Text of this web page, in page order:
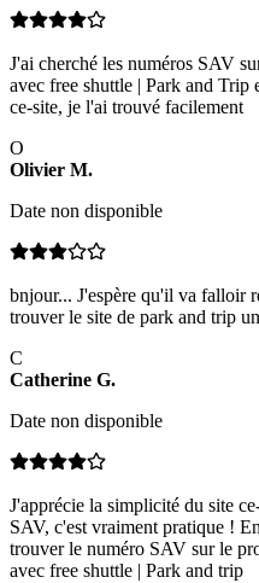
J'ai cherché les numéros SAV
avec free shuttle | Park and Trip
ce-site, je l'ai trouvé facilement
O
Olivier M.
Date non disponible
bnjour... J'espère qu'il va falloir
trouver le site de park and trip
C
Catherine G.
Date non disponible
J'apprécie la simplicité du site
SAV, c'est vraiment pratique !
trouver le numéro SAV sur le
avec free shuttle | Park and trip